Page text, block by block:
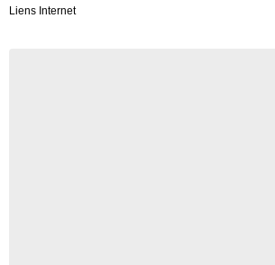
Liens Internet